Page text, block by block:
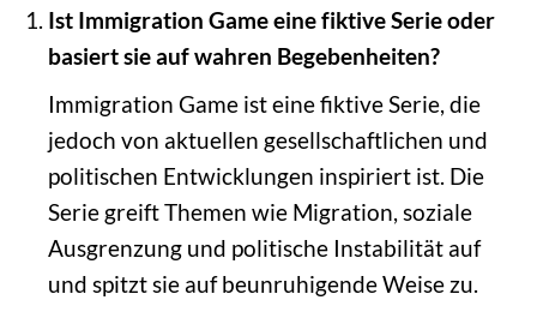
Ist Immigration Game eine fiktive Serie oder
basiert sie auf wahren Begebenheiten?
Immigration Game ist eine fiktive Serie, die
jedoch von aktuellen gesellschaftlichen und
politischen Entwicklungen inspiriert ist. Die
Serie greift Themen wie Migration, soziale
Ausgrenzung und politische Instabilität auf
und spitzt sie auf beunruhigende Weise zu.